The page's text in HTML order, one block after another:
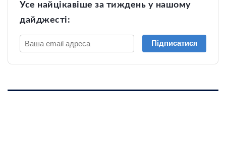
Усе найцікавіше за тиждень у нашому
дайджесті:
Підписатися